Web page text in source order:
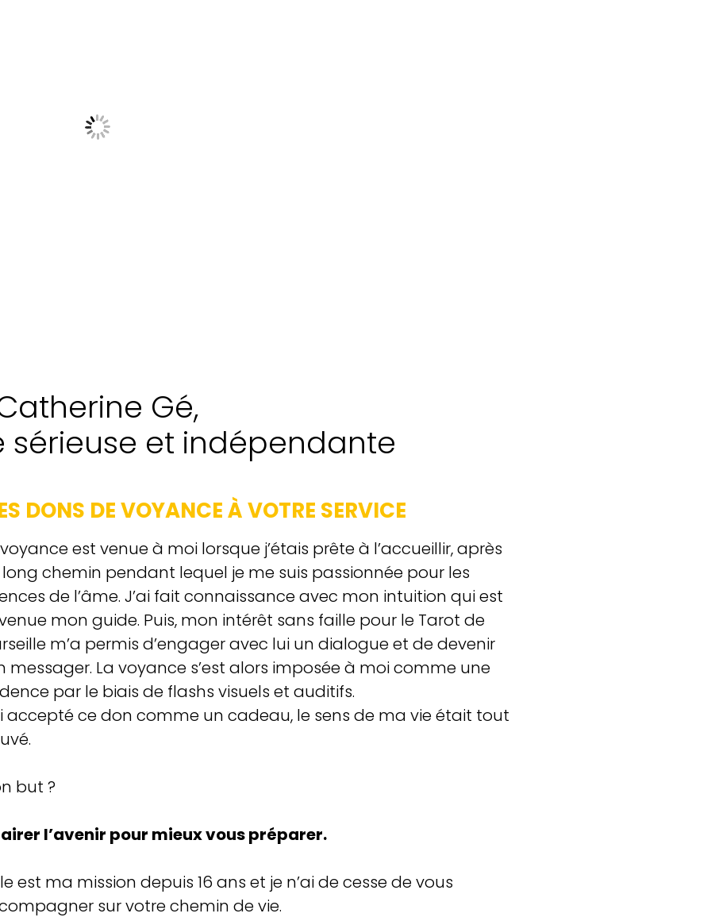
Gé,
et indépendante
DONS DE VOYANCE À VOTRE SERVICE
est venue à moi lorsque j’étais prête à l’accueillir, après
chemin pendant lequel je me suis passionnée pour les
de l’âme. J’ai fait connaissance avec mon intuition qui est
mon guide. Puis, mon intérêt sans faille pour le Tarot de
m’a permis d’engager avec lui un dialogue et de devenir
messager. La voyance s’est alors imposée à moi comme une
par le biais de flashs visuels et auditifs.
accepté ce don comme un cadeau, le sens de ma vie était tout
but ?
l’avenir pour mieux vous préparer.
est ma mission depuis 16 ans et je n’ai de cesse de vous
sur votre chemin de vie.